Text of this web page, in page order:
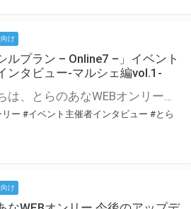
け
ルプラン – Online7 –」イベント
ンタビュー-マルシェ編vol.1-
こんにちは、とらのあなWEBオンリー運営スタッフです。 新たにお届けする、イベント主催者インタビュー-マルシェ編-は、 とらのあなWEBオンリー「マルシェ」をご利用した主催様に 「マルシェ」を使って開催した感想や心がけをお聞きする企画です。 今回は、WEBオンリー開催7回目迎えた「マレシルプラン – Online7 –」より、 主催の玉川うた様にお話を伺いました。 ▼マレシルプランのインタビュー前回記事 「イベント主催者インタビュー vol.6」はこちら 協力：玉川うた様（マレシルプラン実行委員会 代表）／イベント公式Twitter（@mallesil_plan） とらのあなWEBオンリー「マルシェ」とは？ WEBオンリーでリアルタイムでコミュニケーションがとれるオンライン会場です。
リー #イベント主催者インタビュー #とら
け